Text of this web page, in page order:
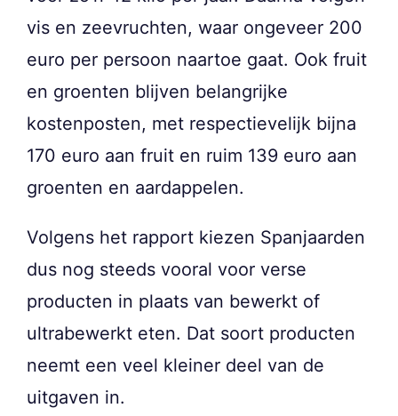
vis en zeevruchten, waar ongeveer 200
euro per persoon naartoe gaat. Ook fruit
en groenten blijven belangrijke
kostenposten, met respectievelijk bijna
170 euro aan fruit en ruim 139 euro aan
groenten en aardappelen.
Volgens het rapport kiezen Spanjaarden
dus nog steeds vooral voor verse
producten in plaats van bewerkt of
ultrabewerkt eten. Dat soort producten
neemt een veel kleiner deel van de
uitgaven in.